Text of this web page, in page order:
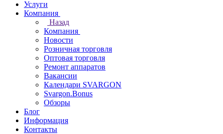
Услуги
Компания
Назад
Компания
Новости
Розничная торговля
Оптовая торговля
Ремонт аппаратов
Вакансии
Календари SVARGON
Svargon.Bonus
Обзоры
Блог
Информация
Контакты